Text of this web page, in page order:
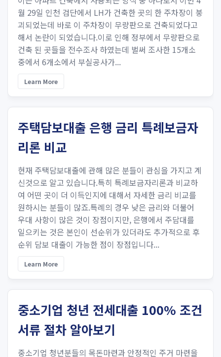
월 29일 인천 검단에서 LH가 건축한 곳의 한 주차장이 붕
괴되었는데 바로 이 주차장이 무량판으로 건축되었다고
해서 논란이 되었습니다.이로 인해 정부에서 무량판으로
건축 된 곳들을 전수조사 하였는데 벌써 조사한 15개소
중에서 6개소에서 부실공사가...
Learn More
주택담보대출 은행 금리 특례보금자
리론 비교
현재 주택담보대출에 관해 많은 분들이 관심을 가지고 계
신것으로 알고 있습니다.특히 특례보금자리론과 비교하
여 어떤 곳이 더 이득인지에 대해서 자세한 금리 비교를
원하시는 분들이 많죠.특례의 경우 낮은 금리와 더불어
우대 사항이 많은 것이 장점이지만, 은행에서 주담대를
일으키는 것은 본인이 선순위가 있더라도 추가적으로 후
순위 담보 대출이 가능한 점이 장점입니다...
Learn More
중소기업 청년 전세대출 100% 조건
서류 절차 알아보기
중소기업 청년분들의 목돈마련과 안정적인 주거 마련을